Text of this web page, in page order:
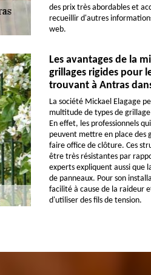
des prix très abordables et
recueillir d'autres
web.
Les avantages de la
grillages rigides pour
trouvant à Antras
La société Mickael Elagage
multitude de types de
En effet, les professionnels
peuvent mettre en place des
faire office de clôture. Ces
être très résistantes par
experts expliquent aussi que
de panneaux. Pour son
facilité à cause de la raideur
d'utiliser des fils de tension.